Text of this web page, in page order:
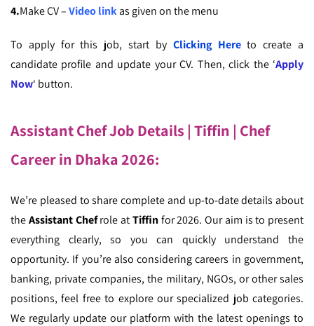
4.Make CV –Video linkas given on the menu
To apply for this job, start by Clicking Hereto create a
candidate profile and update your CV. Then, click the ‘Apply
Now‘ button.
Assistant Chef Job Details | Tiffin | Chef
Career in Dhaka 2026:
We’re pleased to share complete and up-to-date details about
theAssistant Chefrole atTiffinfor 2026. Our aim is to present
everything clearly, so you can quickly understand the
opportunity. If you’re also considering careers in government,
banking, private companies, the military, NGOs, or other sales
positions, feel free to explore our specialized job categories.
We regularly update our platform with the latest openings to